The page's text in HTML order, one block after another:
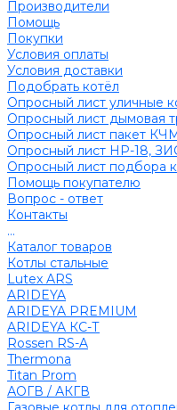
Производители
Помощь
Покупки
Условия оплаты
Условия доставки
Подобрать котёл
Опросный лист уличные
Опросный лист дымовая
Опросный лист пакет
Опросный лист НР-18,
Опросный лист подбора
Помощь покупателю
Вопрос - ответ
Контакты
...
Каталог товаров
Котлы стальные
Lutex ARS
ARIDEYA
ARIDEYA PREMIUM
ARIDEYA КС-Т
Rossen RS-A
Thermona
Titan Prom
АОГВ / АКГВ